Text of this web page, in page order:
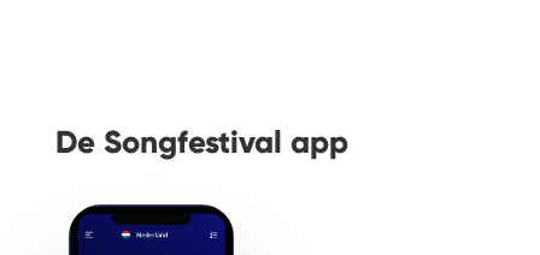
De Songfestival app